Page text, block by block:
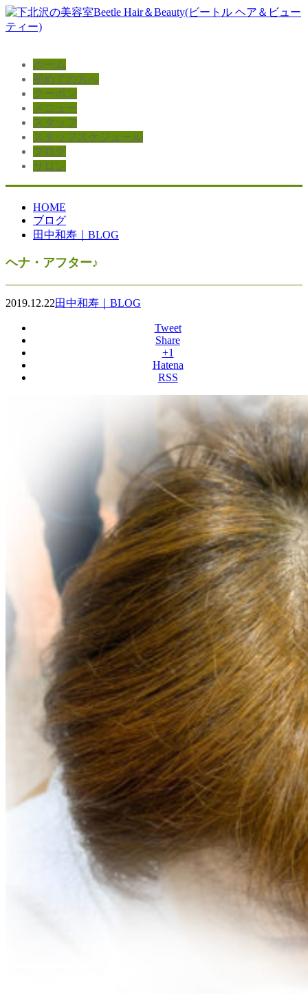
ホーム
初めての方へ
クーポン
メニュー
スタッフ
スタッフスケジュール
ブログ
サロン
HOME
ブログ
田中和寿｜BLOG
ヘナ・アフター♪
2019.12.22田中和寿｜BLOG
Tweet
Share
+1
Hatena
RSS